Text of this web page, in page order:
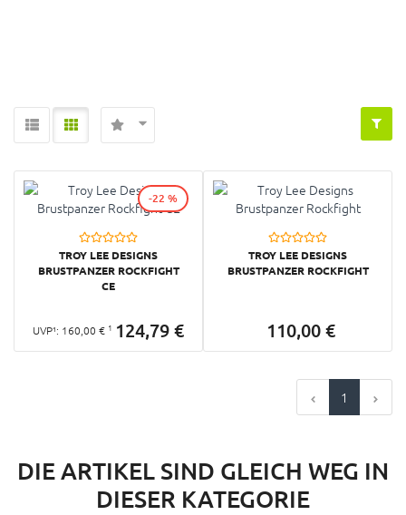
TROY LEE DESIGNS
BRUSTPANZER ROCKFIGHT
CE
UVP¹: 160, 00 € 1 124,79€
-22 %
TROY LEE DESIGNS
BRUSTPANZER ROCKFIGHT
110,00 €
1
DIE ARTIKEL SIND GLEICH WEG IN
DIESER KATEGORIE